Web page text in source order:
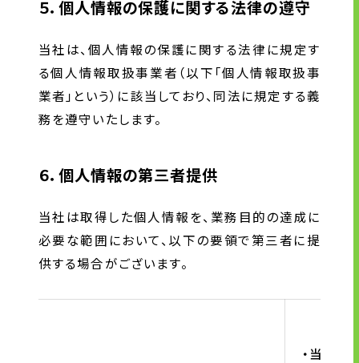
５．個人情報の保護に関する法律の遵守
当社は、個人情報の保護に関する法律に規定す
る個人情報取扱事業者（以下「個人情報取扱事
業者」という）に該当しており、同法に規定する義
務を遵守いたします。
６．個人情報の第三者提供
当社は取得した個人情報を、業務目的の達成に
必要な範囲において、以下の要領で第三者に提
供する場合がございます。
・当社が